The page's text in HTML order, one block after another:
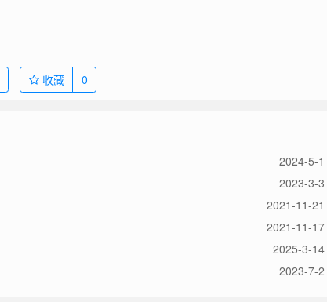
收藏 0
2024-5-1
2023-3-3
2021-11-21
2021-11-17
2025-3-14
2023-7-2